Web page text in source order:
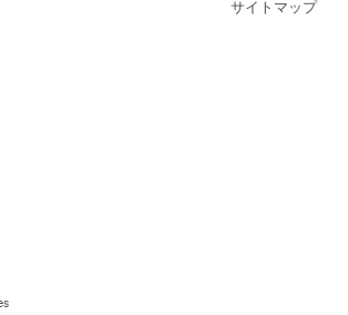
サイトマップ